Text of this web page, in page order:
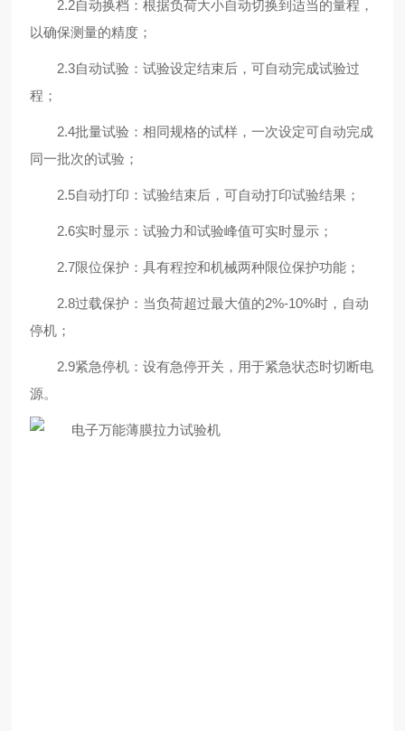
2.2自动换档：根据负荷大小自动切换到适当的量程，
以确保测量的精度；
2.3自动试验：试验设定结束后，可自动完成试验过
程；
2.4批量试验：相同规格的试样，一次设定可自动完成
同一批次的试验；
2.5自动打印：试验结束后，可自动打印试验结果；
2.6实时显示：试验力和试验峰值可实时显示；
2.7限位保护：具有程控和机械两种限位保护功能；
2.8过载保护：当负荷超过最大值的2%-10%时，自动
停机；
2.9紧急停机：设有急停开关，用于紧急状态时切断电
源。